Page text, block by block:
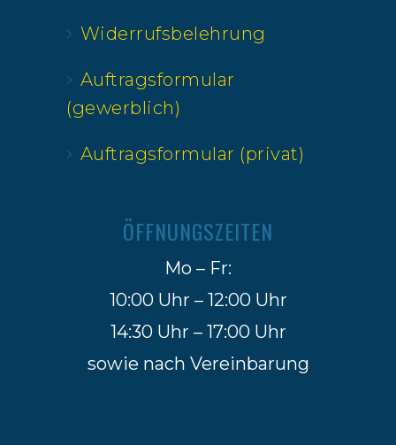
Widerrufsbelehrung
Auftragsformular
(gewerblich)
Auftragsformular (privat)
ÖFFNUNGSZEITEN
Mo – Fr:
10:00 Uhr – 12:00 Uhr
14:30 Uhr – 17:00 Uhr
sowie nach Vereinbarung